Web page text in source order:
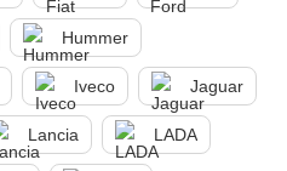
Hummer
Iveco Jaguar
Lancia LADA